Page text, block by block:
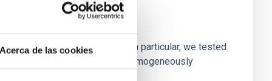
Acerca de las cookies
of simulated galaxies. In particular, we tested
profiles. Methods. We homogeneously